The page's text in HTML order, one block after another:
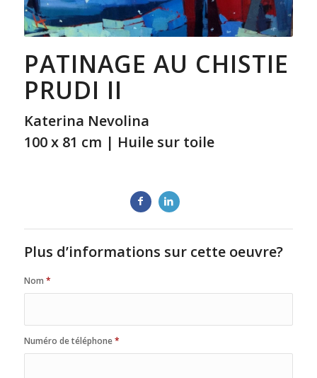
PATINAGE AU CHISTIE
PRUDI II
Katerina Nevolina
100 x 81 cm | Huile sur toile
Plus d’informations sur cette oeuvre?
Nom *
Numéro de téléphone*